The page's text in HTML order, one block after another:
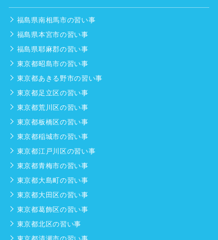
福島県南相馬市の習い事
福島県本宮市の習い事
福島県耶麻郡の習い事
東京都昭島市の習い事
東京都あきる野市の習い事
東京都足立区の習い事
東京都荒川区の習い事
東京都板橋区の習い事
東京都稲城市の習い事
東京都江戸川区の習い事
東京都青梅市の習い事
東京都大島町の習い事
東京都大田区の習い事
東京都葛飾区の習い事
東京都北区の習い事
東京都清瀬市の習い事